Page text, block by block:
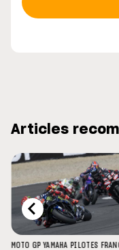
Articles
MOTO GP YAMAHA PILOTES